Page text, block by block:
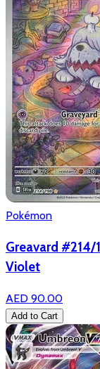
Pokémon
Greavard
Violet
AED 90.00
Add to Cart